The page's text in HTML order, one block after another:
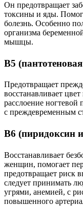
Он предотвращает
токсины и яды.
болезнь. Особенно
организма
мышцы.
В5
Предотвращает
восстанавливает
расслоение ногтевой
с преждевременным
В6 (пиридоксин
Восстанавливает
женщин, помогает
предотвращает риск
следует принимать
угрями, анемией, с
повышенного